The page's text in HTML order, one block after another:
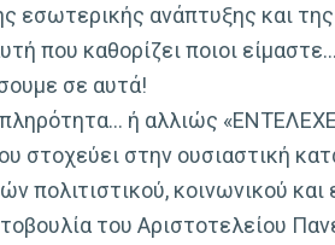
εσωτερικής ανάπτυξης και
που καθορίζει ποιοι
σε αυτά!
ή αλλιώς
στοχεύει στην ουσιαστική
πολιτιστικού, κοινωνικού
του Αριστοτελείου